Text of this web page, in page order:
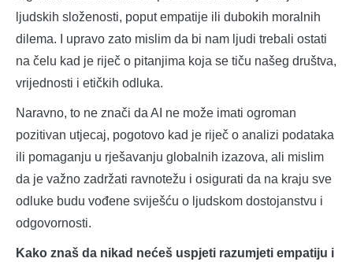
ljudskih složenosti, poput empatije ili dubokih moralnih
dilema. I upravo zato mislim da bi nam ljudi trebali ostati
na čelu kad je riječ o pitanjima koja se tiču našeg društva,
vrijednosti i etičkih odluka.
Naravno, to ne znači da AI ne može imati ogroman
pozitivan utjecaj, pogotovo kad je riječ o analizi podataka
ili pomaganju u rješavanju globalnih izazova, ali mislim
da je važno zadržati ravnotežu i osigurati da na kraju sve
odluke budu vođene sviješću o ljudskom dostojanstvu i
odgovornosti.
Kako znaš da nikad nećeš uspjeti razumjeti empatiju i